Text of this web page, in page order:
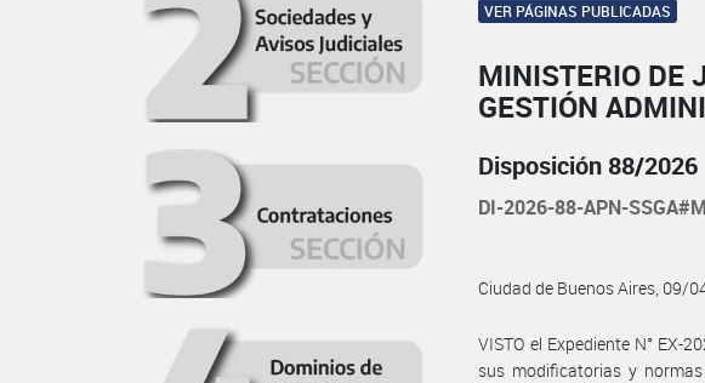
VER PÁGINAS PUBLICADAS
MINISTERIO DE
GESTIÓN
Disposición 88/2026
DI-2026-88-APN-
Ciudad de Buenos Aires, 09/
VISTO el Expediente N° EX-
sus modificatorias y